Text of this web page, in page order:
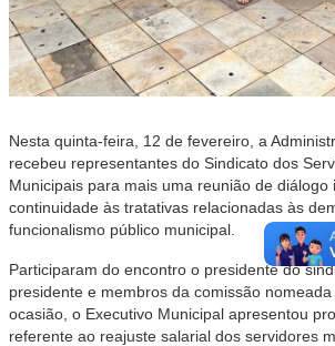
Nesta quinta-feira, 12 de fevereiro, a
recebeu representantes do Sindicato dos
Municipais para mais uma reunião de diálogo
continuidade às tratativas relacionadas às
funcionalismo público municipal.
Participaram do encontro o presidente do
presidente e membros da comissão
ocasião, o Executivo Municipal apresentou
referente ao reajuste salarial dos servidores